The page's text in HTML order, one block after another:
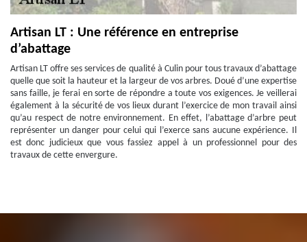
Artisan LT : Une référence en entreprise
d’abattage
Artisan LT offre ses services de qualité à Culin pour tous travaux d’abattage
quelle que soit la hauteur et la largeur de vos arbres. Doué d’une expertise
sans faille, je ferai en sorte de répondre a toute vos exigences. Je veillerai
également à la sécurité de vos lieux durant l’exercice de mon travail ainsi
qu’au respect de notre environnement. En effet, l’abattage d’arbre peut
représenter un danger pour celui qui l’exerce sans aucune expérience. Il
est donc judicieux que vous fassiez appel à un professionnel pour des
travaux de cette envergure.